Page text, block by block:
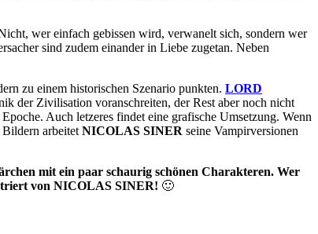
wer einfach gebissen wird, verwanelt sich, sondern wer
sind zudem einander in Liebe zugetan. Neben
zu einem historischen Szenario punkten. LORD
der Zivilisation voranschreiten, der Rest aber noch nicht
Auch letzeres findet eine grafische Umsetzung. Wenn
arbeitet NICOLAS SINER seine Vampirversionen
mit ein paar schaurig schönen Charakteren. Wer
von NICOLAS SINER! 🙂